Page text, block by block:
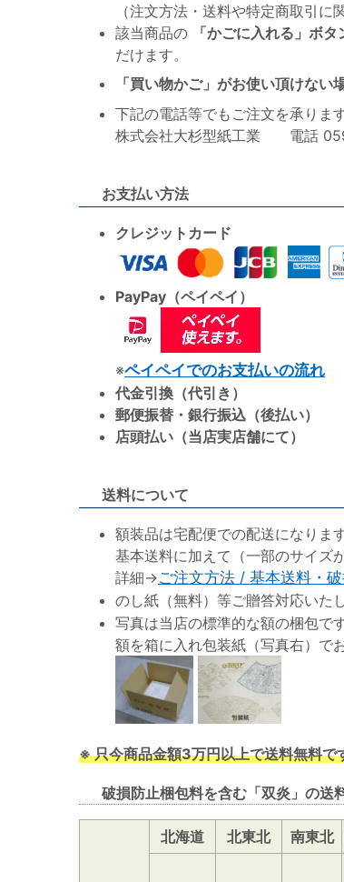
（注文方法・送料や特定商取引に
該当商品の
「かごに入れる」ボタ
だけます。
「買い物かご」がお使い頂けない
下記の電話等でもご注文を承ります
株式会社大杉型紙工業 電話
お支払い方法
クレジットカード
PayPay（ペイペイ）
※ペイペイでのお支払いの流れ
代金引換（代引き）
郵便振替・銀行振込（後払い）
店頭払い（当店実店舗にて）
送料について
額装品は宅配便での配送になります
基本送料に加えて（一部のサイズ
詳細→ご注文方法 / 基本送料・
のし紙（無料）等ご贈答対応いた
写真は当店の標準的な額の梱包です
額を箱に入れ包装紙（写真右）で
※ 只今商品金額3万円以上で送料無料で
破損防止梱包料を含む「双炎」の送
北海道 北東北 南東北